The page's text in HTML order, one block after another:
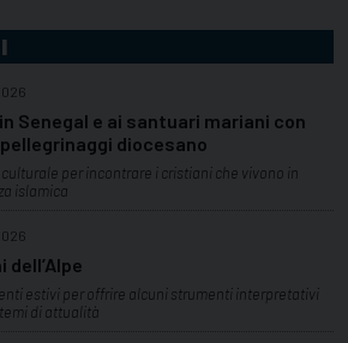
Senegal e ai santuari mariani con
diocesano
per incontrare i cristiani che vivono in
islamica
dell’Alpe
estivi per offrire alcuni strumenti interpretativi
di attualità